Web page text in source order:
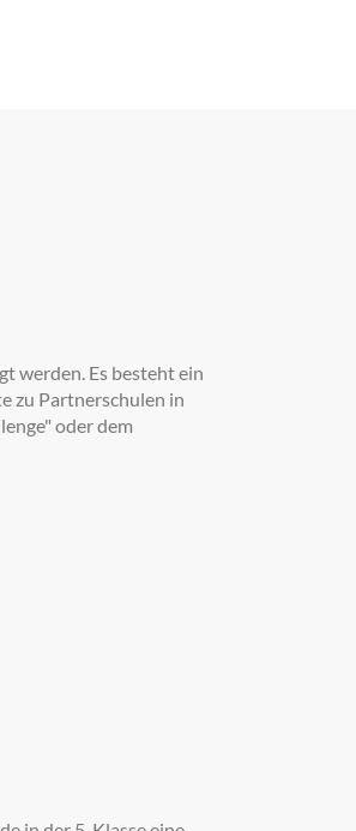
werden. Es besteht ein
zu Partnerschulen in
oder dem